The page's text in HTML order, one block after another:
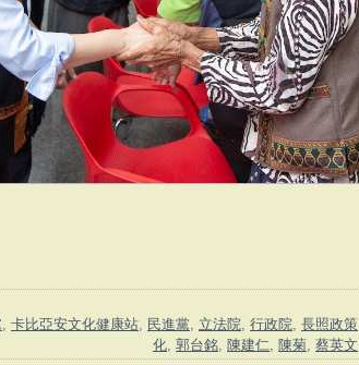
卡比亞安文化健康站 民進黨 立法院 行政院 長照政策
化 郭台銘 陳建仁 陳菊 蔡英文